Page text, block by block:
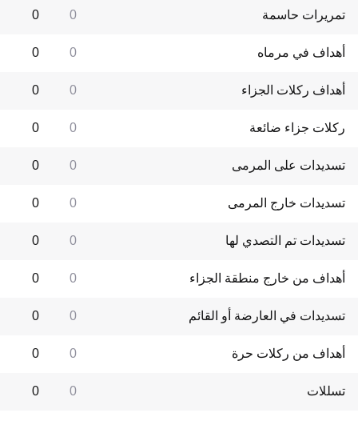
تمريرات حاسمة 0
0
أهداف في مرماه 0
0
أهداف ركلات الجزاء 0
0
ركلات جزاء ضائعة 0
0
تسديدات على المرمى 0
0
تسديدات خارج المرمى 0
0
تسديدات تم التصدي لها 0
0
أهداف من خارج منطقة الجزاء 0
0
تسديدات في العارضة أو القائم 0
0
أهداف من ركلات حرة 0
0
تسللات 0
0